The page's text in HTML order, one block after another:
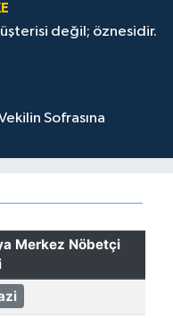
değil; öznesidir.
Sofrasına